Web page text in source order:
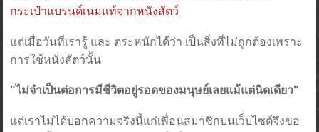
กระเป๋าแบรนด์เนมแท้จากหนังสัตว์
แต่เมื่อวันที่เรารู้ และ ตระหนักได้ว่า เป็นสิ่งที่ไม่ถูกต้องเพราะ
การใช้หนังสัตว์นั้น
"ไม่จำเป็นต่อการมีชีวิตอยู่รอดของมนุษย์เลยแม้แต่นิดเดียว"
แต่เราไม่ได้บอกความจริงนี้แก่เพื่อนสมาชิกบนเว็บไซต์จึงขอ